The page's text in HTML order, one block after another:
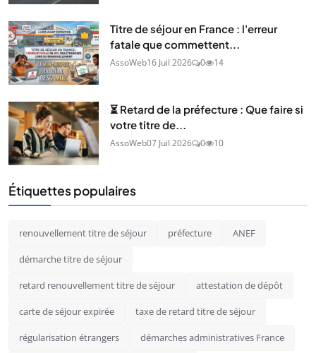
Titre de séjour en France : l'erreur
fatale que commettent...
AssoWeb16 Juil 2026 0 14
⏳ Retard de la préfecture : Que faire si
votre titre de...
AssoWeb07 Juil 2026 0 10
Étiquettes populaires
renouvellement titre de séjour préfecture ANEF
démarche titre de séjour
retard renouvellement titre de séjour attestation de dépôt
carte de séjour expirée taxe de retard titre de séjour
régularisation étrangers démarches administratives France